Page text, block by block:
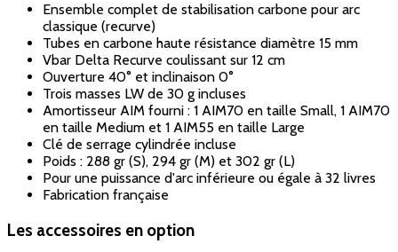
Ensemble complet de stabilisation carbone pour arc
classique (recurve)
Tubes en carbone haute résistance diamètre 15 mm
Vbar Delta Recurve coulissant sur 12 cm
Ouverture 40° et inclinaison 0°
Trois masses LW de 30 g incluses
Amortisseur AIM fourni : 1 AIM70 en taille Small, 1 AIM70
en taille Medium et 1 AIM55 en taille Large
Clé de serrage cylindrée incluse
Poids : 288 gr (S), 294 gr (M) et 302 gr (L)
Pour une puissance d'arc inférieure ou égale à 32 livres
Fabrication française
Les accessoires en option